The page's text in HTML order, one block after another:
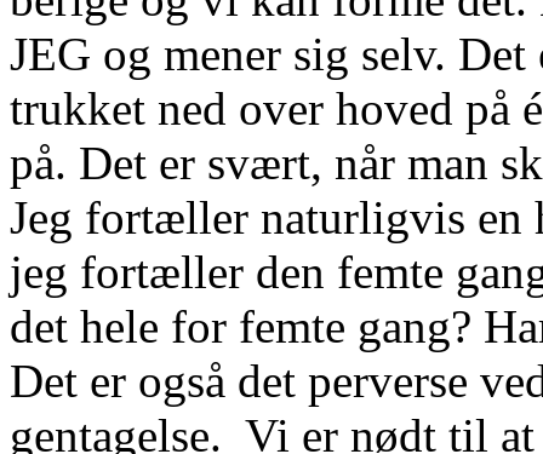
JEG og mener sig selv.
trukket ned over hoved på
på. Det er svært, når man
Jeg fortæller naturligvis en
jeg fortæller den femte
det hele for femte gang?
Det er også det perverse
gentagelse. Vi er nødt til